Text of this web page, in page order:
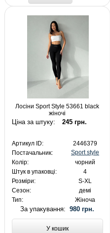
Лосіни Sport Style 53661 black
жіночі
Ціна за штуку: 245 грн.
Артикул ID:
2446379
Постачальник:
Sport style
Колір:
чорний
Штук в упаковці:
4
Розміри:
S-XL
Сезон:
демі
Тип:
Жіноча
За упакування:980 грн.
У кошик